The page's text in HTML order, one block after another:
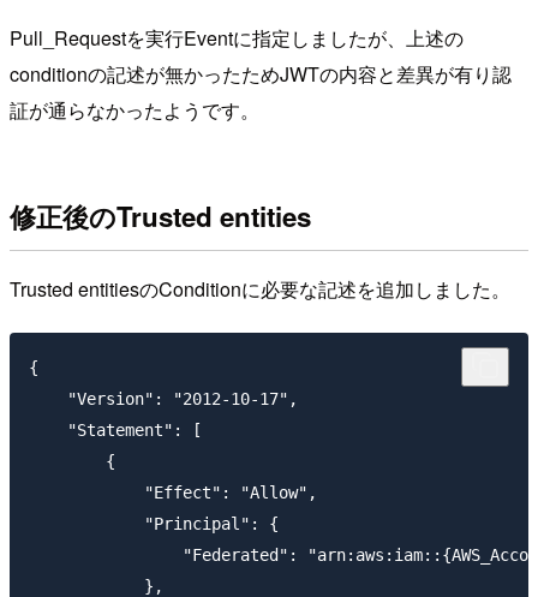
Pull_Requestを実行Eventに指定しましたが、上述の
conditionの記述が無かったためJWTの内容と差異が有り認
証が通らなかったようです。
修正後のTrusted entities
Trusted entitiesのConditionに必要な記述を追加しました。
{
    "Version": "2012-10-17",
    "Statement": [
        {
            "Effect": "Allow",
            "Principal": {
"Federated":
            },